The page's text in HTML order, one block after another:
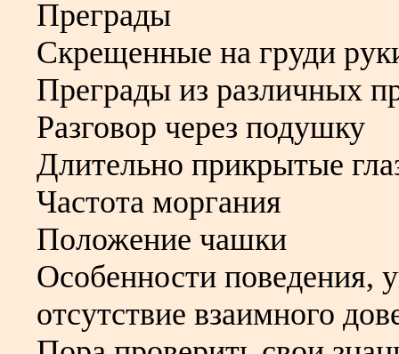
Преграды
Скрещенные на груди
Преграды из различных
Разговор через подушку
Длительно прикрытые
Частота моргания
Положение чашки
Особенности поведения,
отсутствие взаимного